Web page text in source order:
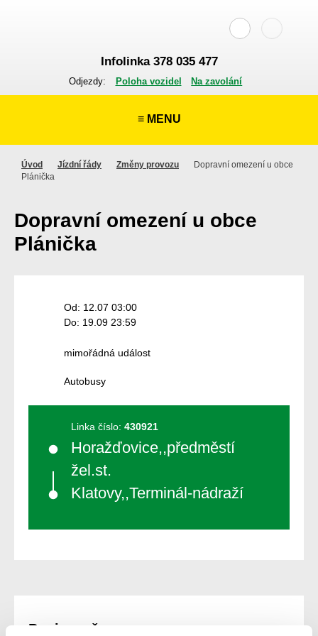
Infolinka 378 035 477
Odjezdy: Poloha vozidel Na zavolání
≡ MENU
Úvod Jízdní řády Změny provozu
Dopravní omezení u obce
Plánička
Dopravní omezení u obce
Plánička
Od: 12.07 03:00
Do: 19.09 23:59
mimořádná událost
Autobusy
Linka číslo: 430921
Horažďovice,,předměstí
žel.st.
Klatovy,,Terminál-nádraží
Popis změny